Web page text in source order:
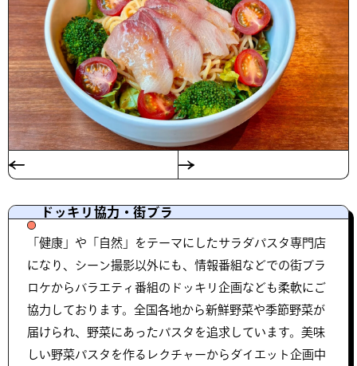
ドッキリ協力・街ブラ
「健康」や「自然」をテーマにしたサラダパスタ専門店
になり、シーン撮影以外にも、情報番組などでの街ブラ
ロケからバラエティ番組のドッキリ企画なども柔軟にご
協力しております。全国各地から新鮮野菜や季節野菜が
届けられ、野菜にあったパスタを追求しています。美味
しい野菜パスタを作るレクチャーからダイエット企画中